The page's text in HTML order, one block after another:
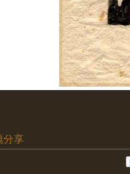
分享